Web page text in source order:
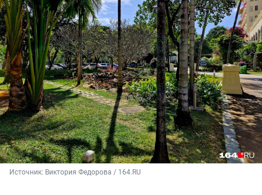
Источник: Виктория Федорова / 164.RU